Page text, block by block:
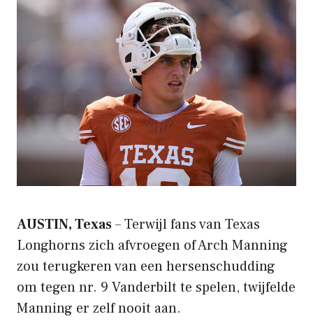
AUSTIN, Texas– Terwijl fans van Texas
Longhorns zich afvroegen of Arch Manning
zou terugkeren van een hersenschudding
om tegen nr. 9 Vanderbilt te spelen, twijfelde
Manning er zelf nooit aan.